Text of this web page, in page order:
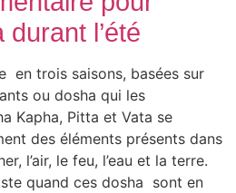
l’été
en trois saisons, basées sur
ou dosha qui les
Kapha, Pitta et Vata se
des éléments présents dans
l’air, le feu, l’eau et la terre.
quand ces dosha sont en